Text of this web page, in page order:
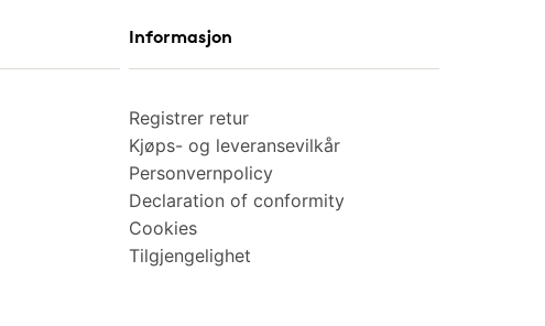
Informasjon
Registrer retur
Kjøps- og leveransevilkår
Personvernpolicy
Declaration of conformity
Cookies
Tilgjengelighet